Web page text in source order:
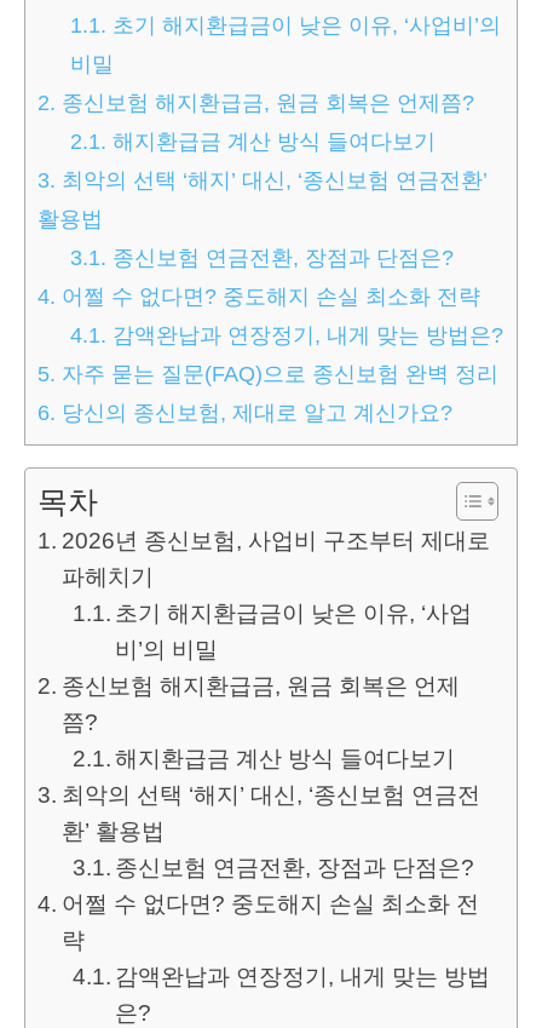
1.1. 초기 해지환급금이 낮은 이유, ‘사업비’의
비밀
2. 종신보험 해지환급금, 원금 회복은 언제쯤?
2.1. 해지환급금 계산 방식 들여다보기
3. 최악의 선택 ‘해지’ 대신, ‘종신보험 연금전환’
활용법
3.1. 종신보험 연금전환, 장점과 단점은?
4. 어쩔 수 없다면? 중도해지 손실 최소화 전략
4.1. 감액완납과 연장정기, 내게 맞는 방법은?
5. 자주 묻는 질문(FAQ)으로 종신보험 완벽 정리
6. 당신의 종신보험, 제대로 알고 계신가요?
목차
2026년 종신보험, 사업비 구조부터 제대로
파헤치기
초기 해지환급금이 낮은 이유, ‘사업
비’의 비밀
종신보험 해지환급금, 원금 회복은 언제
쯤?
해지환급금 계산 방식 들여다보기
최악의 선택 ‘해지’ 대신, ‘종신보험 연금전
환’ 활용법
종신보험 연금전환, 장점과 단점은?
어쩔 수 없다면? 중도해지 손실 최소화 전
략
감액완납과 연장정기, 내게 맞는 방법
은?